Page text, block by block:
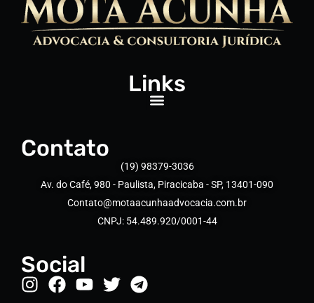
Links
Contato
(19) 98379-3036
Av. do Café, 980 - Paulista, Piracicaba - SP, 13401-090
Contato@motaacunhaadvocacia.com.br
CNPJ: 54.489.920/0001-44
Social